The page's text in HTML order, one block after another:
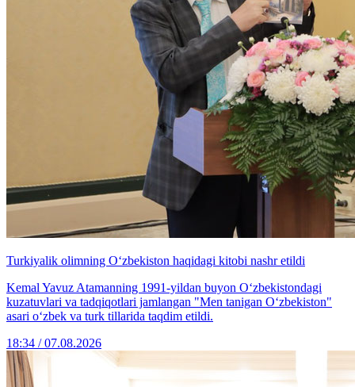
Turkiyalik olimning O‘zbekiston haqidagi kitobi nashr etildi
Kemal Yavuz Atamanning 1991-yildan buyon O‘zbekistondagi
kuzatuvlari va tadqiqotlari jamlangan "Men tanigan O‘zbekiston"
asari o‘zbek va turk tillarida taqdim etildi.
18:34 / 07.08.2026